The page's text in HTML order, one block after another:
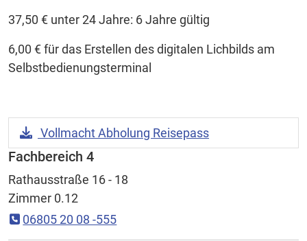
37,50 € unter 24 Jahre: 6 Jahre gültig
6,00 € für das Erstellen des digitalen Lichbilds am
Selbstbedienungsterminal
Download Datei:
Vollmacht Abholung Reisepass
Fachbereich 4
Rathausstraße 16 - 18
Zimmer 0.12
06805 20 08 -555